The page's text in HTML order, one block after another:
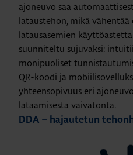
ajoneuvo saa
lataustehon, mikä
latausasemien
suunniteltu sujuvaksi:
monipuoliset
QR-koodi ja
yhteensopivuus eri
lataamisesta vaivatonta.
DDA – hajautetun